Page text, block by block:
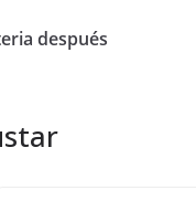
después